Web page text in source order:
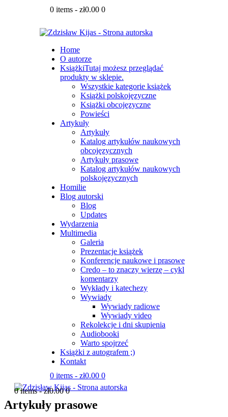
0 items - zł0.00 0
Home
O autorze
KsiążkiTutaj możesz przeglądać
produkty w sklepie.
Wszystkie kategorie książek
Książki polskojęzyczne
Książki obcojęzyczne
Powieści
Artykuły
Artykuły
Katalog artykułów naukowych
obcojęzycznych
Artykuły prasowe
Katalog artykułów naukowych
polskojęzycznych
Homilie
Blog autorski
Blog
Updates
Wydarzenia
Multimedia
Galeria
Prezentacje książek
Konferencje naukowe i prasowe
Credo – to znaczy wierzę – cykl
komentarzy
Wykłady i katechezy
Wywiady
Wywiady radiowe
Wywiady video
Rekolekcje i dni skupienia
Audiobooki
Warto spojrzeć
Książki z autografem ;)
Kontakt
0 items - zł0.00 0
0 items-zł0.00 0
Artykuły prasowe